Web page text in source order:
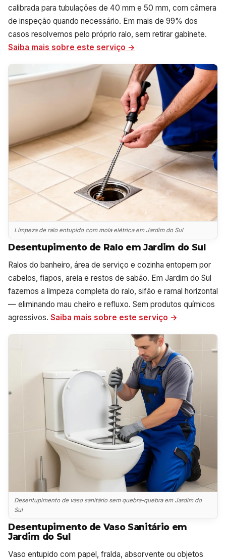
calibrada para tubulações de 40 mm e 50 mm, com câmera
de inspeção quando necessário. Em mais de 99% dos
casos resolvemos pelo próprio ralo, sem retirar gabinete.
Saiba mais sobre este serviço →
Limpeza de ralo entupido com mola elétrica em Jardim do Sul
Desentupimento de Ralo em Jardim do Sul
Ralos do banheiro, área de serviço e cozinha entopem por
cabelos, fiapos, areia e restos de sabão. Em Jardim do Sul
fazemos a limpeza completa do ralo, sifão e ramal horizontal
— eliminando mau cheiro e refluxo. Sem produtos químicos
agressivos. Saiba mais sobre este serviço →
Desentupimento de vaso sanitário sem quebra-quebra em Jardim do
Sul
Desentupimento de Vaso Sanitário em
Jardim do Sul
Vaso entupido com papel, fralda, absorvente ou objetos